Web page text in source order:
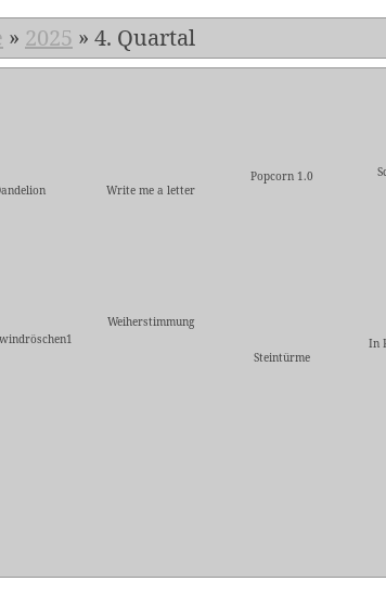
» 2025 » 4. Quartal
Write me a letter
Popcorn 1.0
Weiherstimmung
Steintürme
In